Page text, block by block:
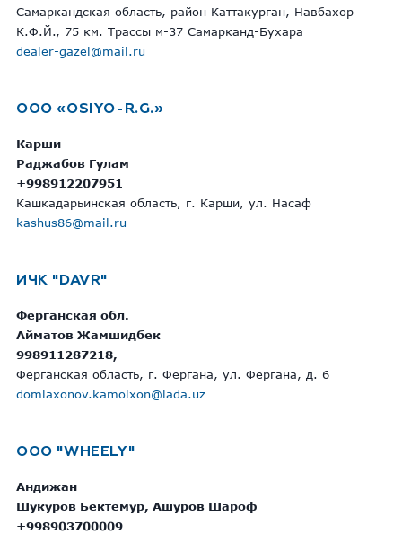
Самаркандская область, район Каттакурган, Навбахор
К.Ф.Й., 75 км. Трассы м-37 Самарканд-Бухара
dealer-gazel@mail.ru
OOO «OSIYO-R.G.»
Карши
Раджабов Гулам
+998912207951
Кашкадарьинская область, г. Карши, ул. Насаф
kashus86@mail.ru
ИЧК "DAVR"
Ферганская обл.
Айматов Жамшидбек
998911287218,
Ферганская область, г. Фергана, ул. Фергана, д. 6
domlaxonov.kamolxon@lada.uz
ООО "WHEELY"
Андижан
Шукуров Бектемур, Ашуров Шароф
+998903700009